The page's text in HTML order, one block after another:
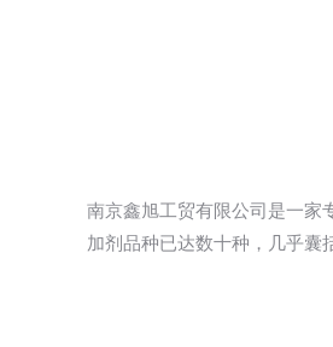
南京鑫旭工贸有限公司是一家
加剂品种已达数十种，几乎囊